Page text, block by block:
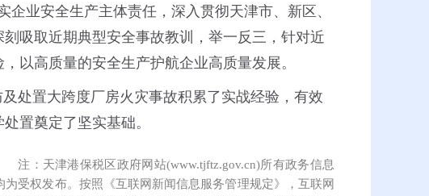
业安全生产主体责任，深入贯彻天津市、新区、
吸取近期典型安全事故教训，举一反三，针对近
以高质量的安全生产护航企业高质量发展。
处置大跨度厂房火灾事故积累了实战经验，有效
置奠定了坚实基础。
注：天津港保税区政府网站(www.tjftz.gov.cn)所有政务信息
为受权发布。按照《互联网新闻信息服务管理规定》，互联网